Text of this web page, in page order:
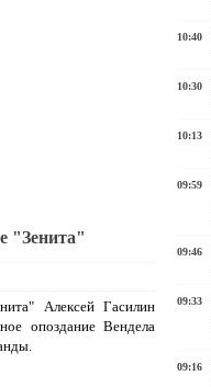
"Зенита"
Алексей Гасилин
опоздание Вендела
10:40
10:30
10:13
09:59
09:46
09:33
09:16